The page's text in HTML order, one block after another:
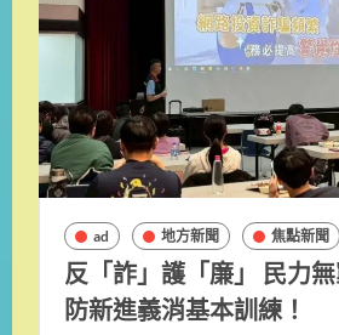
ad 地方新聞 焦點新聞
反「詐」護「廉」 民力
防新進義消基本訓練！